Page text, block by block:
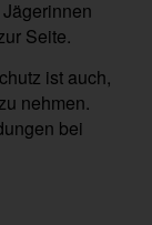
Seite.
ist auch,
nehmen.
bei